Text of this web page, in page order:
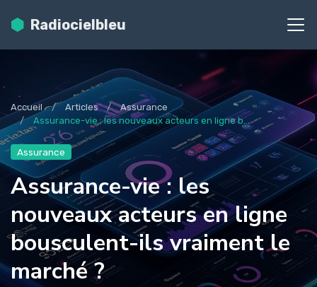
Radiocielbleu
Accueil Articles
Assurance
Assurance-vie : les nouveaux acteurs en ligne b...
Assurance
Assurance-vie : les
nouveaux acteurs en ligne
bousculent-ils vraiment le
marché ?